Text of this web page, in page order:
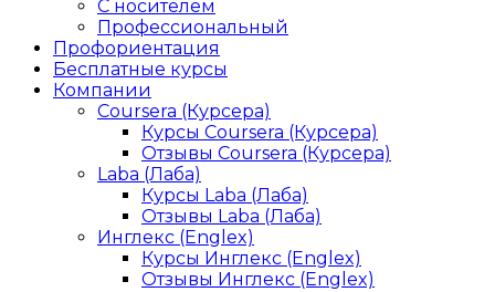
С носителем
Профессиональный
Профориентация
Бесплатные курсы
Компании
Coursera (Курсера)
Курсы Coursera (Курсера)
Отзывы Coursera (Курсера)
Laba (Лаба)
Курсы Laba (Лаба)
Отзывы Laba (Лаба)
Инглекс (Englex)
Курсы Инглекс (Englex)
Отзывы Инглекс (Englex)